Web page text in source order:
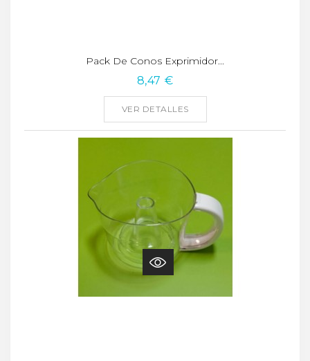
Pack De Conos Exprimidor...
8,47 €
VER DETALLES